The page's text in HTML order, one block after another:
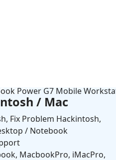
v26.11
/ Mac
Fix Problem Hackintosh,
/ Notebook
MacbookPro, iMacPro,